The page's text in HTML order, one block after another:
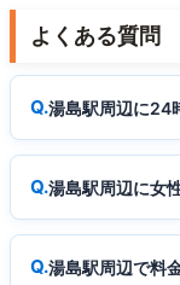
よくある質問
湯島駅周辺に24
湯島駅周辺に女
湯島駅周辺で料